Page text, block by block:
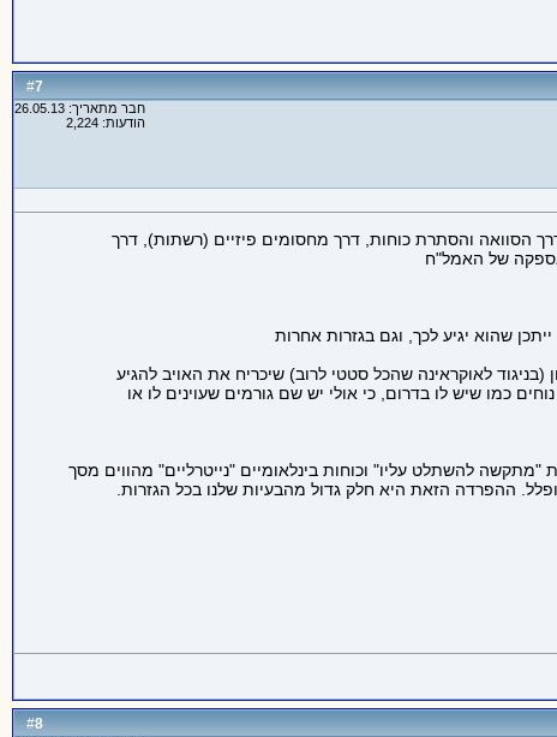
#
7
חבר מתאריך: 26.05.13
הודעות: 2,224
הסוואה והסתרת כוחות, דרך מחסומים פיזיים (רשתות), דרך
אספקה של האמל"ח
שהוא יגיע לכך, וגם בגזרות אחרות
לאוקראינה שהכל סטטי לרוב) שיכריח את האויב להגיע
קל למצוא מרחבי שיגור נוחים כמו שיש לו בדרום, כי אולי יש שם גורמים שעוינים לו או
להשתלט עליו" וכוחות בינלאומיים "נייטרליים" מהווים מסך
ההפרדה הזאת היא חלק גדול מהבעיות שלנו בכל הגזרות.
#
8